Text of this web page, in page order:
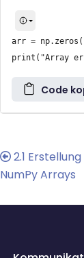
arr =
Code
2.1
NumPy Arrays